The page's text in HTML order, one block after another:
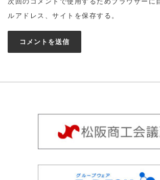
ルアドレス、サイトを保存する。